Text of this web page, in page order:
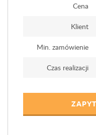
Cena
Klient
Min. zamówienie
Czas realizacji